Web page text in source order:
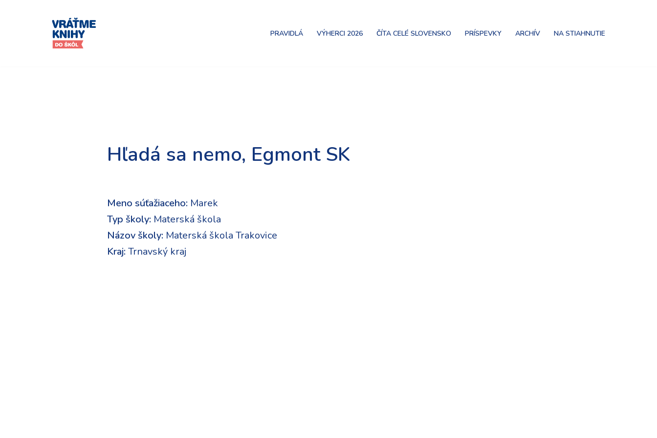
PRAVIDLÁ VÝHERCI 2026 ČÍTA CELÉ SLOVENSKO PRÍSPEVKY ARCHÍV NA STIAHNUTIE
Hľadá sa nemo, Egmont SK
Meno súťažiaceho: Marek
Typ školy: Materská škola
Názov školy: Materská škola Trakovice
Kraj: Trnavský kraj